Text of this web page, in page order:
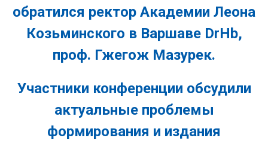
обратился ректор Академии Леона
Козьминского в Варшаве DrHb,
проф. Гжегож Мазурек.
Участники конференции обсудили
актуальные проблемы
формирования и издания